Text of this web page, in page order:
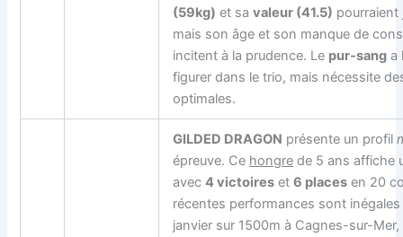
(59kg) et savaleur (41.5) pourraient
mais son âge et son manque de
incitent à la prudence. Le pur-sang a
figurer dans le trio, mais nécessite
optimales.
GILDED DRAGON présente un profil
épreuve. Ce hongre de 5 ans affiche
avec4 victoires et6 places en 20
récentes performances sont
janvier sur 1500m à Cagnes-sur-